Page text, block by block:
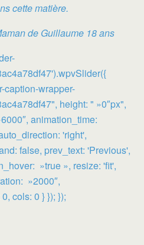
cette matière.
de Guillaume 18 ans
caption-wrapper-
height: " »0″px",
animation_time:
'right',
false, prev_text: 'Previous',
»true », resize: 'fit',
»2000″,
cols: 0 } }); });